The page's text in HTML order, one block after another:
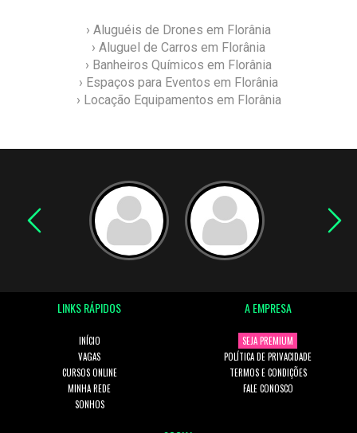
› Aluguéis de Drones em Florânia
› Aluguel de Carros em Florânia
› Banheiros Químicos em Florânia
› Espaços para Eventos em Florânia
› Locação Equipamentos em Florânia
LINKS RÁPIDOS
INÍCIO
VAGAS
CURSOS ONLINE
MINHA REDE
SONHOS
A EMPRESA
SEJA PREMIUM
POLÍTICA DE PRIVACIDADE
TERMOS E CONDIÇÕES
FALE CONOSCO